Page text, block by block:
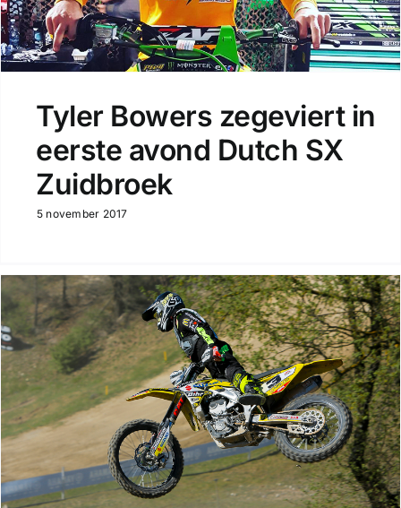
Tyler Bowers zegeviert in
eerste avond Dutch SX
Zuidbroek
5 november 2017